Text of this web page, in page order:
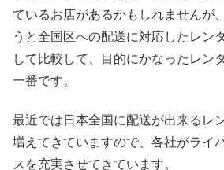
ているお店があるかもしれませんが
うと全国区への配送に対応したレン
して比較して、目的にかなったレン
一番です。
最近では日本全国に配送が出来るレ
増えてきていますので、各社がライ
スを充実させてきています。